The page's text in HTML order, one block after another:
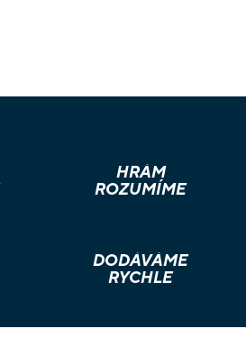
HRÁM
ROZUMÍME
DODÁVÁME
RYCHLE